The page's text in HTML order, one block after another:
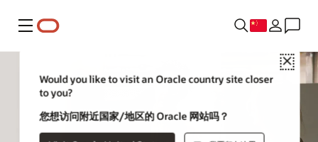
菜单
Close
Would you like to visit an Oracle country site closer
to you?
您想访问附近国家/地区的 Oracle 网站吗？